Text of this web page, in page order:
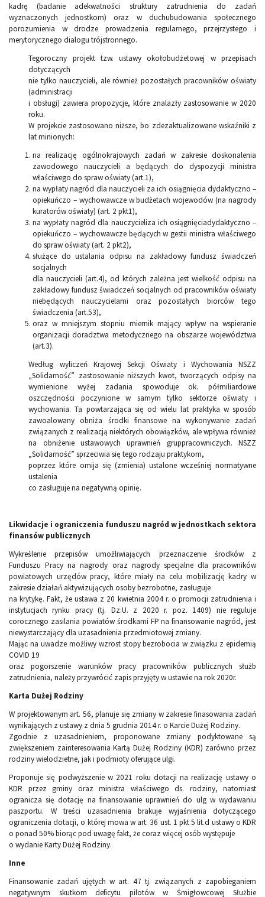
kadrę (badanie adekwatności struktury zatrudnienia do zadań
wyznaczonych jednostkom) oraz w duchubudowania społecznego
porozumienia w drodze prowadzenia regularnego, przejrzystego i
merytorycznego dialogu trójstronnego.
Tegoroczny projekt tzw. ustawy okołobudżetowej w przepisach
dotyczących
nie tylko nauczycieli, ale również pozostałych pracowników oświaty
(administracji
i obsługi) zawiera propozycje, które znalazły zastosowanie w 2020
roku.
W projekcie zastosowano niższe, bo zdezaktualizowane wskaźniki z
lat minionych:
na realizację ogólnokrajowych zadań w zakresie doskonalenia
zawodowego nauczycieli a będących do dyspozycji ministra
właściwego do spraw oświaty (art.1),
na wypłaty nagród dla nauczycieli za ich osiągnięcia dydaktyczno –
opiekuńczo – wychowawcze w budżetach wojewodów (na nagrody
kuratorów oświaty) (art. 2 pkt1),
na wypłaty nagród dla nauczycieliza ich osiągnięciadydaktyczno –
opiekuńczo – wychowawcze będących w gestii ministra właściwego
do spraw oświaty (art. 2 pkt2),
służące do ustalania odpisu na zakładowy fundusz świadczeń
socjalnych
dla nauczycieli (art.4), od których zależna jest wielkość odpisu na
zakładowy fundusz świadczeń socjalnych od pracowników oświaty
niebędących nauczycielami oraz pozostałych biorców tego
świadczenia (art.53),
oraz w mniejszym stopniu miernik mający wpływ na wspieranie
organizacji doradztwa metodycznego na obszarze województwa
(art.3).
Według wyliczeń Krajowej Sekcji Oświaty i Wychowania NSZZ
„Solidarność” zastosowanie niższych kwot, tworzących odpisy na
wymienione wyżej zadania spowoduje ok. półmiliardowe
oszczędności poczynione w samym tylko sektorze oświaty i
wychowania. Ta powtarzająca się od wielu lat praktyka w sposób
zawoalowany obniża środki finansowe na wykonywanie zadań
związanych z realizacją niektórych obowiązków, ale wpływa również
na obniżenie ustawowych uprawnień gruppracowniczych. NSZZ
„Solidarność” sprzeciwia się tego rodzaju praktykom,
poprzez które omija się (zmienia) ustalone wcześniej normatywne
ustalenia
co zasługuje na negatywną opinię.
Likwidacje i ograniczenia funduszu nagród w jednostkach sektora
finansów publicznych
Wykreślenie przepisów umożliwiających przeznaczenie środków z
Funduszu Pracy na nagrody oraz nagrody specjalne dla pracowników
powiatowych urzędów pracy, które miały na celu mobilizację kadry w
zakresie działań aktywizujących osoby bezrobotne, zasługuje
na krytykę. Fakt, że ustawa z 20 kwietnia 2004 r. o promocji zatrudnienia i
instytucjach rynku pracy (tj. Dz.U. z 2020 r. poz. 1409) nie reguluje
corocznego zasilania powiatów środkami FP na finansowanie nagród, jest
niewystarczający dla uzasadnienia przedmiotowej zmiany.
Mając na uwadze możliwy wzrost stopy bezrobocia w związku z epidemią
COVID 19
oraz pogorszenie warunków pracy pracowników publicznych służb
zatrudnienia, należy przywrócić zapis przyjęty w ustawie na rok 2020r.
Karta Dużej Rodziny
W projektowanym art. 56, planuje się zmiany w zakresie finasowania zadań
wynikających z ustawy z dnia 5 grudnia 2014 r. o Karcie Dużej Rodziny.
Zgodnie z uzasadnieniem, proponowane zmiany podyktowane są
zwiększeniem zainteresowania Kartą Dużej Rodziny (KDR) zarówno przez
rodziny wielodzietne, jak i podmioty oferujące ulgi.
Proponuje się podwyższenie w 2021 roku dotacji na realizację ustawy o
KDR przez gminy oraz ministra właściwego ds. rodziny, natomiast
ogranicza się dotację na finansowanie uprawnień do ulg w wydawaniu
paszportu. W treści uzasadnienia brakuje wyjaśnienia dotyczącego
ograniczenia dotacji, o której mowa w art. 36 ust. 1 pkt 5 lit.d ustawy o KDR
o ponad 50% biorąc pod uwagę fakt, że coraz więcej osób występuje
o wydanie Karty Dużej Rodziny.
Inne
Finansowanie zadań ujętych w art. 47 tj. związanych z zapobieganiem
negatywnym skutkom deficytu pilotów w Śmigłowcowej Służbie